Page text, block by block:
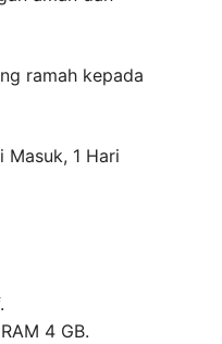
ramah kepada
Masuk, 1 Hari
4 GB.